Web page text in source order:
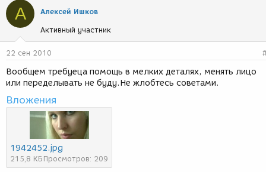
р
т
е
м
ы
с
з
д
и
я
А Алексей Ишков
Активный участник
22 сен 2010
Вообщем требуеца помощь в мелких деталях, менять лицо
или переделывать не буду.Не жлобтесь советами.
Вложения
1942452.jpg
215,8 КБ Просмотров: 209